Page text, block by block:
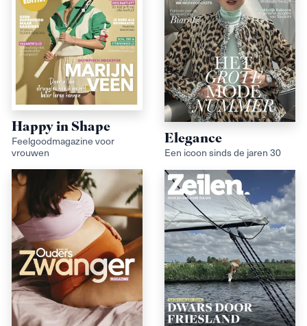
Happy in Shape
Feelgoodmagazine voor
vrouwen
Elegance
Een icoon sinds de jaren 30